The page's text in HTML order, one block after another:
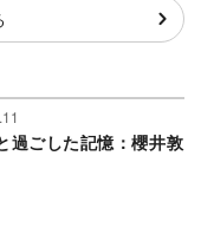
過ごした記憶：櫻井敦